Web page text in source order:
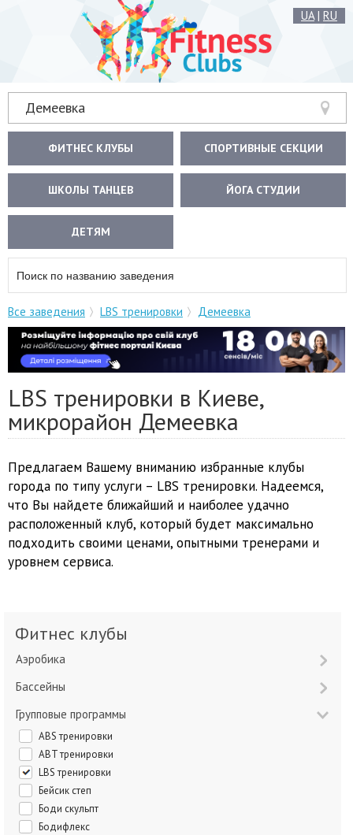
UA| RU
Демеевка
ФИТНЕС КЛУБЫ СПОРТИВНЫЕ СЕКЦИИ
ШКОЛЫ ТАНЦЕВ ЙОГА СТУДИИ
ДЕТЯМ
Все заведения LBS тренировки Демеевка
LBS тренировки в Киеве,
микрорайон Демеевка
Предлагаем Вашему вниманию избранные клубы
города по типу услуги – LBS тренировки. Надеемся,
что Вы найдете ближайший и наиболее удачно
расположенный клуб, который будет максимально
подходить своими ценами, опытными тренерами и
уровнем сервиса.
Фитнес клубы
Аэробика
Бассейны
Групповые программы
ABS тренировки
ABT тренировки
LBS тренировки
Бейсик степ
Боди скульпт
Бодифлекс